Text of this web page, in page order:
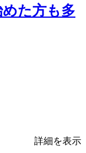
た方も多
詳細を表示